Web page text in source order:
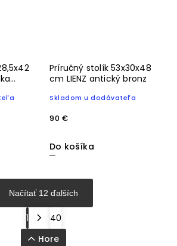
Príručný stolík 53x30x48
cm LIENZ antický bronz
Skladom u dodávateľa
90 €
Do košíka
Načítať 12 ďalších
1
40
Hore